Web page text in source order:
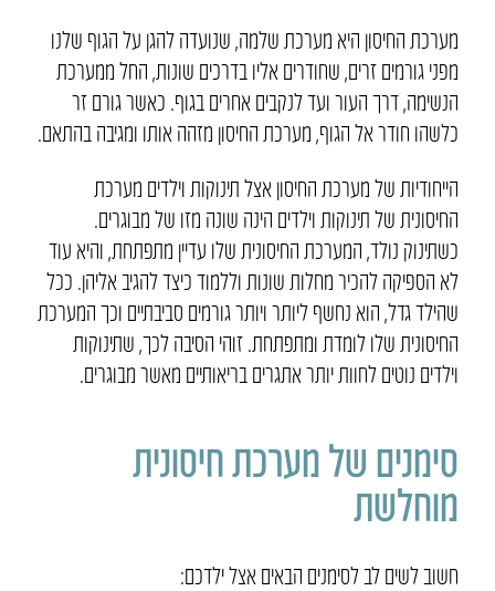
מערכת החיסון היא מערכת שלמה, שנועדה להגן על הגוף שלנו
מפני גורמים זרים, שחודרים אליו בדרכים שונות, החל ממערכת
הנשימה, דרך העור ועד לנקבים אחרים בגוף. כאשר גורם זר
כלשהו חודר אל הגוף, מערכת החיסון מזהה אותו ומגיבה בהתאם.
הייחודיות של מערכת החיסון אצל תינוקות וילדים מערכת
החיסונית של תינוקות וילדים הינה שונה מזו של מבוגרים.
כשתינוק נולד, המערכת החיסונית שלו עדיין מתפתחת, והיא עוד
לא הספיקה להכיר מחלות שונות וללמוד כיצד להגיב אליהן. ככל
שהילד גדל, הוא נחשף ליותר ויותר גורמים סביבתיים וכך המערכת
החיסונית שלו לומדת ומתפתחת. זוהי הסיבה לכך, שתינוקות
וילדים נוטים לחוות יותר אתגרים בריאותיים מאשר מבוגרים.
סימנים של מערכת חיסונית
מוחלשת
חשוב לשים לב לסימנים הבאים אצל ילדכם: